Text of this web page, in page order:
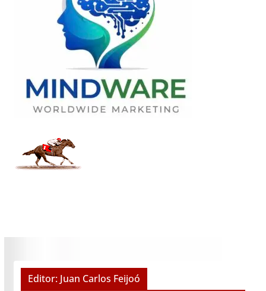
Editor: Juan Carlos Feijoó